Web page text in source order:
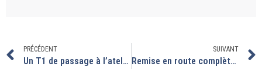
PRÉCÉDENT
Un T1 de passage à l’atelier.
SUIVANT
Remise en route complète sur cette coccinelle 1200